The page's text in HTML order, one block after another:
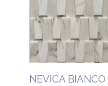
NEVICA BIANCO